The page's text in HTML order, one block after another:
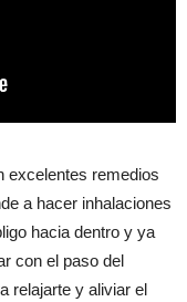
excelentes remedios
a hacer inhalaciones
hacia dentro y ya
con el paso del
relajarte y aliviar el